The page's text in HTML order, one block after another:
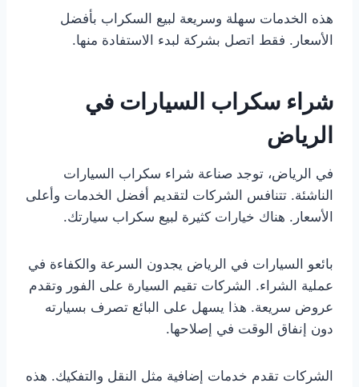
هذه الخدمات سهلة وسريعة لبيع السكراب بأفضل
الأسعار. فقط اتصل بشركة لبدء الاستفادة منها.
شراء سكراب السيارات في
الرياض
في الرياض، توجد صناعة شراء سكراب السيارات
الناشئة. تتنافس الشركات لتقديم أفضل الخدمات وأعلى
الأسعار. هناك خيارات كثيرة لبيع سكراب سيارتك.
بائعو السيارات في الرياض يجدون السرعة والكفاءة في
عملية الشراء. الشركات تقيم السيارة على الفور وتقدم
عروض سريعة. هذا يسهل على البائع تصرف بسيارته
دون إنفاق الوقت في إصلاحها.
الشركات تقدم خدمات إضافية مثل النقل والتفكيك. هذه